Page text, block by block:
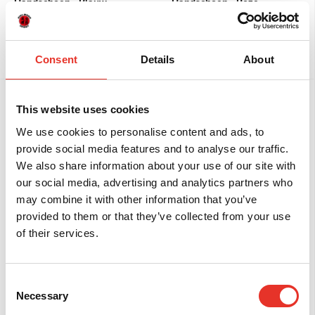
Consent Details About
This website uses cookies
We use cookies to personalise content and ads, to
provide social media features and to analyse our traffic.
We also share information about your use of our site with
our social media, advertising and analytics partners who
may combine it with other information that you’ve
provided to them or that they’ve collected from your use
of their services.
Selection
Necessary
vanaf € 29,95
Century Creed Open Palm
bokszakhandschoen -
Wit/Zwart
€ 39,95
Bekijk
Title Couture
Zakhandschoen Leer -
€ 59,46